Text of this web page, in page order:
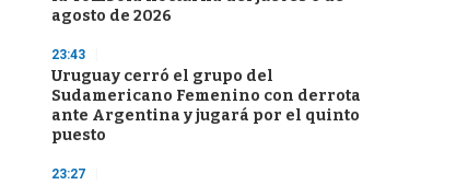
agosto de 2026
23:43
Uruguay cerró el grupo del
Sudamericano Femenino con derrota
ante Argentina y jugará por el quinto
puesto
23:27